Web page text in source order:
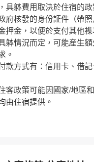
具躰費用取決於住宿的政
府核發的身份証件（帶
押金，以便於支付其他
躰情況而定，可能産生額
。
款方式有：信用卡、借
客政策可能因國家/地區
由住宿提供。